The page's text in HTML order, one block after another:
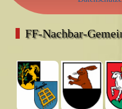
FF-Nachbar-